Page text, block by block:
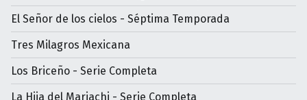
El Señor de los cielos - Séptima Temporada
Tres Milagros Mexicana
Los Briceño - Serie Completa
La Hija del Mariachi - Serie Completa